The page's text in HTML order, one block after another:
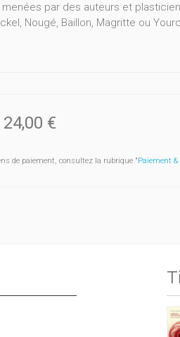
par des auteurs et
Nougé, Baillon, Magritte ou
24,00 €
de paiement, consultez la rubrique "Paiement &